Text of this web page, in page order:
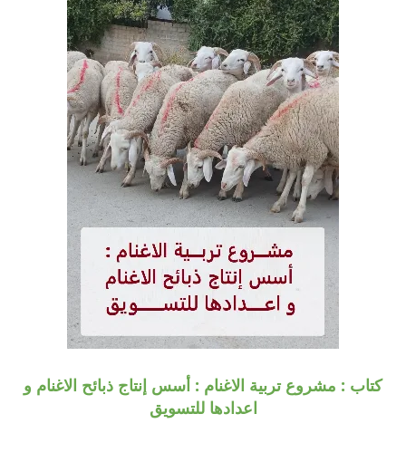
كتاب : مشروع تربية الاغنام : أسس إنتاج ذبائح الاغنام و
اعدادها للتسويق